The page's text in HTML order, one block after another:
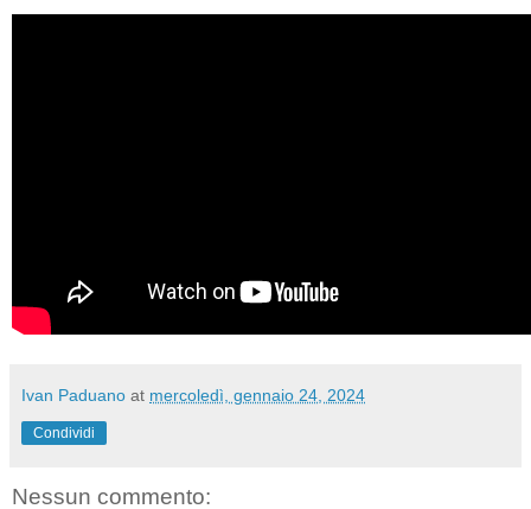
Ivan Paduano at mercoledì, gennaio 24, 2024
Condividi
Nessun commento: